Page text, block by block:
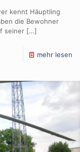
kennt Häuptling
die Bewohner
seiner […]
mehr lesen